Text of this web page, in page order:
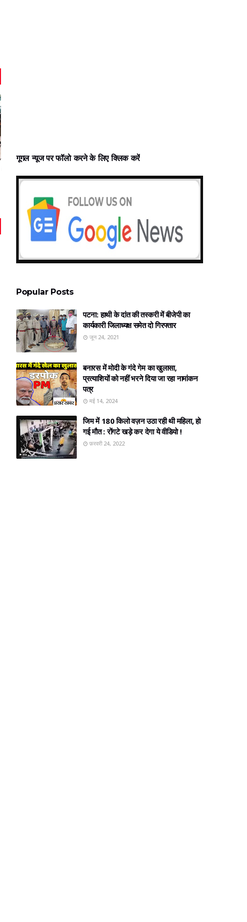
गूगल न्‍यूज पर फॉलो करने के लिए क्लिक करें
Popular Posts
पटना: हाथी के दांत की तस्करी में बीजेपी का
कार्यकारी जिलाध्यक्ष समेत दो गिरफ्तार
जून 24, 2021
बनारस में मोदी के गंदे गेम का खुलासा,
प्रत्‍याशियों को नहीं भरने दिया जा रहा नामांकन
पत्र
मई 14, 2024
जिम में 180 किलो वज़न उठा रही थी महिला, हो
गई मौत : रोंगटे खड़े कर देगा ये वीडियो !
फ़रवरी 24, 2022